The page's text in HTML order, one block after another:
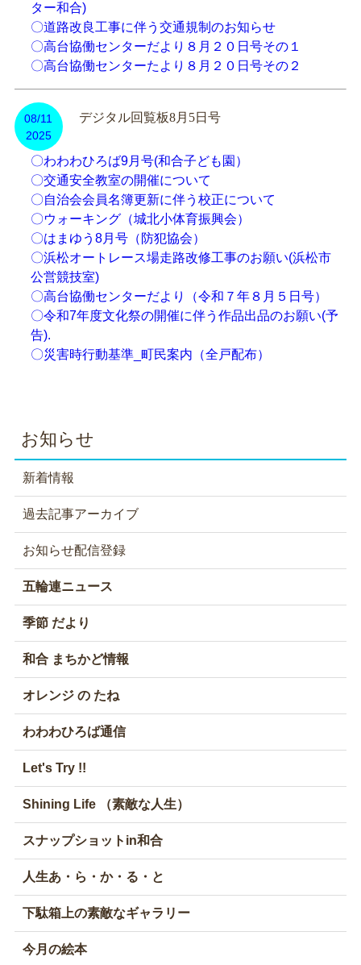
ター和合)
〇道路改良工事に伴う交通規制のお知らせ
〇高台協働センターだより８月２０日号その１
〇高台協働センターたより８月２０日号その２
デジタル回覧板8月5日号
08/11
2025
〇わわわひろば9月号(和合子ども園）
〇交通安全教室の開催について
〇自治会会員名簿更新に伴う校正について
〇ウォーキング（城北小体育振興会）
〇はまゆう8月号（防犯協会）
〇浜松オートレース場走路改修工事のお願い(浜松市
公営競技室)
〇高台協働センターだより（令和７年８月５日号）
〇令和7年度文化祭の開催に伴う作品出品のお願い(予
告).
〇災害時行動基準_町民案内（全戸配布）
お知らせ
新着情報
過去記事アーカイブ
お知らせ配信登録
五輪連ニュース
季節 だより
和合 まちかど情報
オレンジ の たね
わわわひろば通信
Let's Try !!
Shining Life （素敵な人生）
スナップショットin和合
人生あ・ら・か・る・と
下駄箱上の素敵なギャラリー
今月の絵本